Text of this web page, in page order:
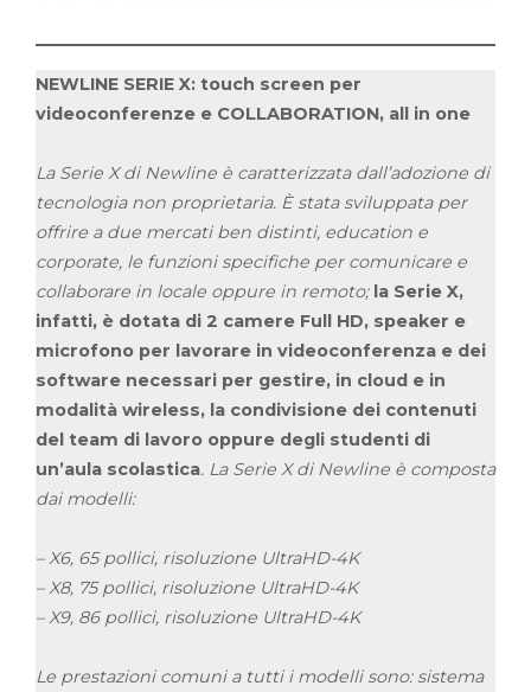
NEWLINE SERIE X: touch screen per
videoconferenze e COLLABORATION, all in one
La Serie X di Newline è caratterizzata dall’adozione di
tecnologia non proprietaria. È stata sviluppata per
offrire a due mercati ben distinti, education e
corporate, le funzioni specifiche per comunicare e
collaborare in locale oppure in remoto; la Serie X,
infatti, è dotata di 2 camere Full HD, speaker e
microfono per lavorare in videoconferenza e dei
software necessari per gestire, in cloud e in
modalità wireless, la condivisione dei contenuti
del team di lavoro oppure degli studenti di
un’aula scolastica. La Serie X di Newline è composta
dai modelli:
– X6, 65 pollici, risoluzione UltraHD-4K
– X8, 75 pollici, risoluzione UltraHD-4K
– X9, 86 pollici, risoluzione UltraHD-4K
Le prestazioni comuni a tutti i modelli sono: sistema